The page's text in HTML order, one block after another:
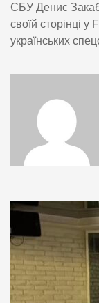
СБУ Денис
своїй сторінці
українських